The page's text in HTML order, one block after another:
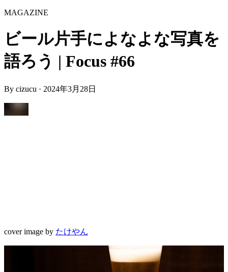
MAGAZINE
ビール片手によなよな写真を
語ろう | Focus #66
By cizucu · 2024年3月28日
cover image by たけやん